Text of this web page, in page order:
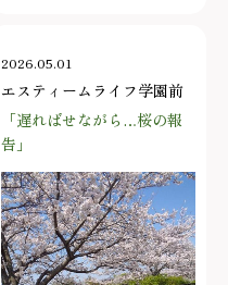
2026.05.01
エスティームライフ学園前
「遅ればせながら…桜の報
告」